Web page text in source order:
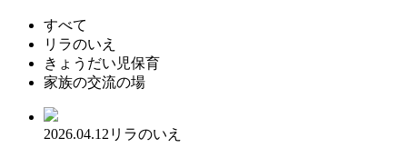
すべて
リラのいえ
きょうだい児保育
家族の交流の場
2026.04.12 リラのいえ